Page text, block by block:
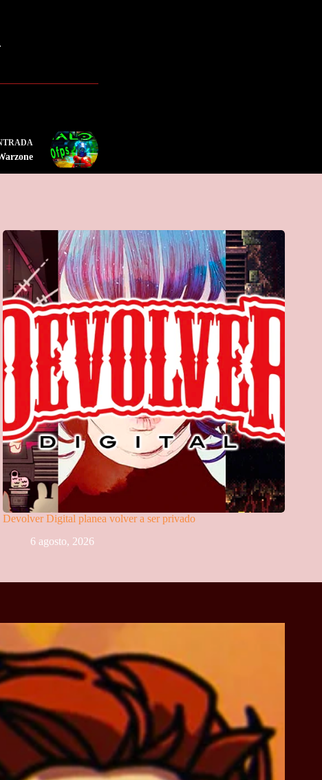
Devolver Digital planea volver a ser privado
6 agosto, 2026